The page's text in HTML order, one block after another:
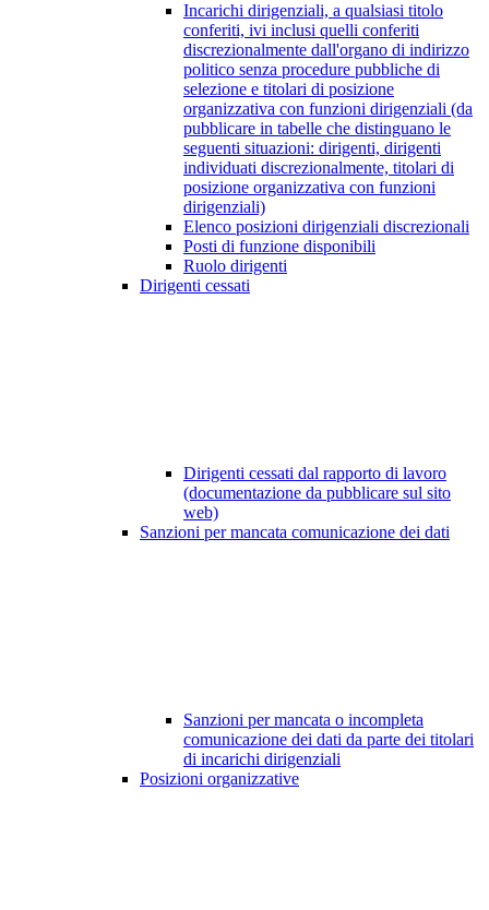
Incarichi dirigenziali, a qualsiasi titolo
conferiti, ivi inclusi quelli conferiti
discrezionalmente dall'organo di indirizzo
politico senza procedure pubbliche di
selezione e titolari di posizione
organizzativa con funzioni dirigenziali (da
pubblicare in tabelle che distinguano le
seguenti situazioni: dirigenti, dirigenti
individuati discrezionalmente, titolari di
posizione organizzativa con funzioni
dirigenziali)
Elenco posizioni dirigenziali discrezionali
Posti di funzione disponibili
Ruolo dirigenti
Dirigenti cessati
Dirigenti cessati dal rapporto di lavoro
(documentazione da pubblicare sul sito
web)
Sanzioni per mancata comunicazione dei dati
Sanzioni per mancata o incompleta
comunicazione dei dati da parte dei titolari
di incarichi dirigenziali
Posizioni organizzative